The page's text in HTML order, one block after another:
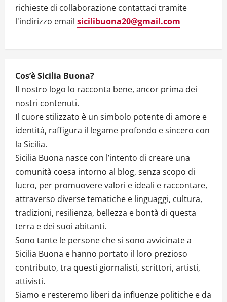
richieste di collaborazione contattaci tramite
l'indirizzo email sicilibuona20@gmail.com
Cos’è Sicilia Buona?
Il nostro logo lo racconta bene, ancor prima dei
nostri contenuti.
Il cuore stilizzato è un simbolo potente di amore e
identità, raffigura il legame profondo e sincero con
la Sicilia.
Sicilia Buona nasce con l’intento di creare una
comunità coesa intorno al blog, senza scopo di
lucro, per promuovere valori e ideali e raccontare,
attraverso diverse tematiche e linguaggi, cultura,
tradizioni, resilienza, bellezza e bontà di questa
terra e dei suoi abitanti.
Sono tante le persone che si sono avvicinate a
Sicilia Buona e hanno portato il loro prezioso
contributo, tra questi giornalisti, scrittori, artisti,
attivisti.
Siamo e resteremo liberi da influenze politiche e da